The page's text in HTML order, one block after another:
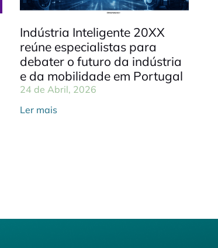
Indústria Inteligente 20XX
reúne especialistas para
debater o futuro da indústria
e da mobilidade em Portugal
24 de Abril, 2026
Ler mais